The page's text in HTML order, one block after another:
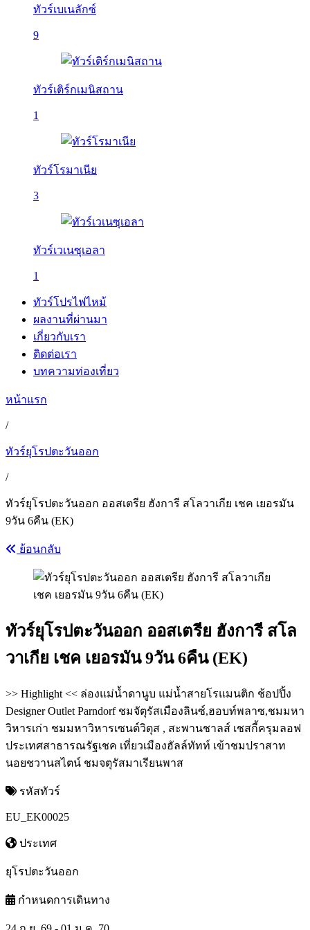
ทัวร์เบเนลักซ์
9
ทัวร์เติร์กเมนิสถาน
1
ทัวร์โรมาเนีย
3
ทัวร์เวเนซุเอลา
1
ทัวร์โปรไฟไหม้
ผลงานที่ผ่านมา
เกี่ยวกับเรา
ติดต่อเรา
บทความท่องเที่ยว
หน้าแรก
/
ทัวร์ยุโรปตะวันออก
/
ทัวร์ยุโรปตะวันออก ออสเตรีย ฮังการี สโลวาเกีย เชค เยอรมัน
9วัน 6คืน (EK)
ย้อนกลับ
ทัวร์ยุโรปตะวันออก ออสเตรีย ฮังการี สโล
วาเกีย เชค เยอรมัน 9วัน 6คืน (EK)
>> Highlight << ล่องแม่น้ำดานูบ แม่น้ำสายโรแมนติก ช้อปปิ้ง
Designer Outlet Parndorf ชมจัตุรัสเมืองลินซ์,ฮอบท์พลาซ,ชมมหา
วิหารเก่า ชมมหาวิหารเซนต์วิตุส , สะพานชาลส์ เชสกี้ครุมลอฟ
ประเทศสาธารณรัฐเชค เที่ยวเมืองฮัลล์ทัทท์ เข้าชมปราสาท
นอยชวานสไตน์ ชมจตุรัสมาเรียนพาส
รหัสทัวร์
EU_EK00025
ประเทศ
ยุโรปตะวันออก
กำหนดการเดินทาง